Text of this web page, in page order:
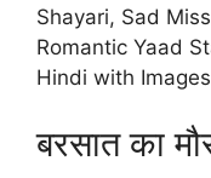
Shayari, Sad
Romantic Yaad
Hindi with
बरसात का